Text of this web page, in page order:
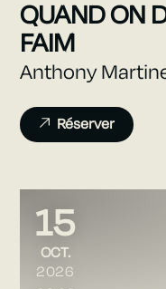
QUAND ON
FAIM
Anthony
Réserver
15
OCTOBRE
OCT.
2026